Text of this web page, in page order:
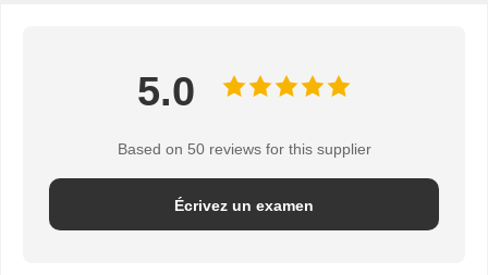
5.0
Based on 50 reviews for this supplier
Écrivez un examen